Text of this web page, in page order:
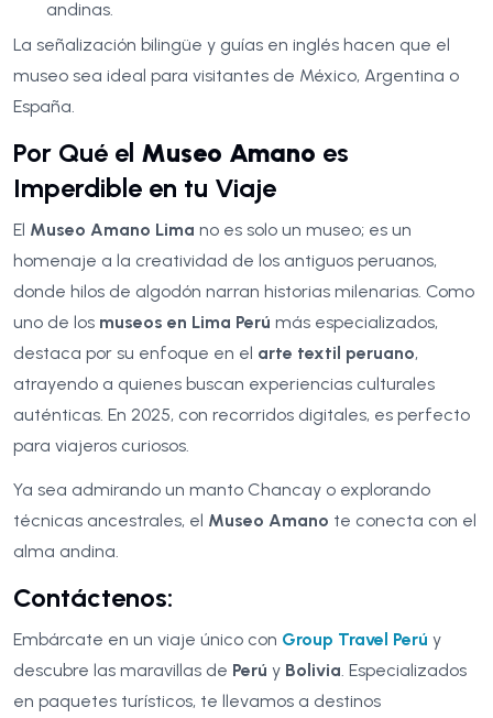
andinas.
La señalización bilingüe y guías en inglés hacen que el
museo sea ideal para visitantes de México, Argentina o
España.
Por Qué el Museo Amano es
Imperdible en tu Viaje
El Museo Amano Lima no es solo un museo; es un
homenaje a la creatividad de los antiguos peruanos,
donde hilos de algodón narran historias milenarias. Como
uno de los museos en Lima Perú más especializados,
destaca por su enfoque en el arte textil peruano,
atrayendo a quienes buscan experiencias culturales
auténticas. En 2025, con recorridos digitales, es perfecto
para viajeros curiosos.
Ya sea admirando un manto Chancay o explorando
técnicas ancestrales, el Museo Amano te conecta con el
alma andina.
Contáctenos:
Embárcate en un viaje único con Group Travel Perú y
descubre las maravillas de Perú y Bolivia. Especializados
en paquetes turísticos, te llevamos a destinos